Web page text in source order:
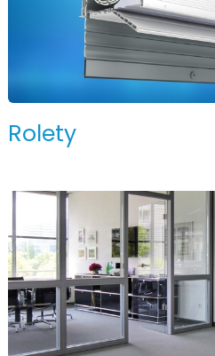
Rolety